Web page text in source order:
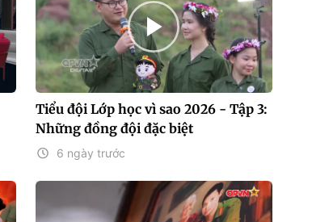
Tiểu đội Lớp học vì sao 2026 - Tập 3:
Những đồng đội đặc biệt
6 ngày trước